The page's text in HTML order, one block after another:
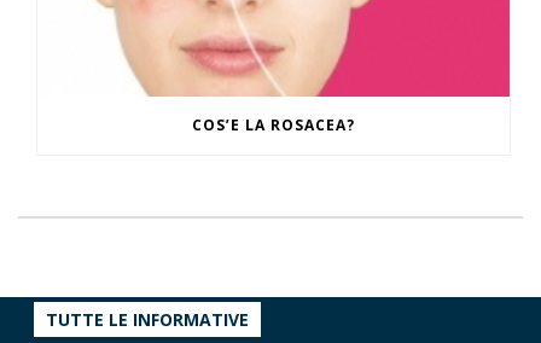
COS’E LA ROSACEA?
TUTTE LE INFORMATIVE